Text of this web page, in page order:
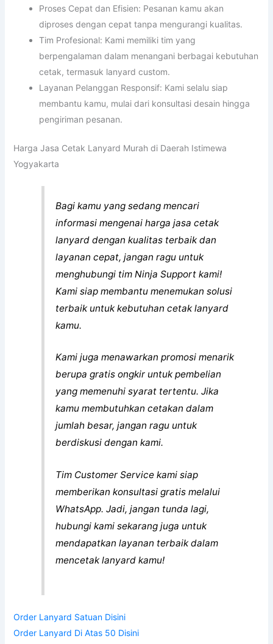
Proses Cepat dan Efisien: Pesanan kamu akan
diproses dengan cepat tanpa mengurangi kualitas.
Tim Profesional: Kami memiliki tim yang
berpengalaman dalam menangani berbagai kebutuhan
cetak, termasuk lanyard custom.
Layanan Pelanggan Responsif: Kami selalu siap
membantu kamu, mulai dari konsultasi desain hingga
pengiriman pesanan.
Harga Jasa Cetak Lanyard Murah di Daerah Istimewa
Yogyakarta
Bagi kamu yang sedang mencari
informasi mengenai harga jasa cetak
lanyard dengan kualitas terbaik dan
layanan cepat, jangan ragu untuk
menghubungi tim Ninja Support kami!
Kami siap membantu menemukan solusi
terbaik untuk kebutuhan cetak lanyard
kamu.
Kami juga menawarkan promosi menarik
berupa gratis ongkir untuk pembelian
yang memenuhi syarat tertentu. Jika
kamu membutuhkan cetakan dalam
jumlah besar, jangan ragu untuk
berdiskusi dengan kami.
Tim Customer Service kami siap
memberikan konsultasi gratis melalui
WhatsApp. Jadi, jangan tunda lagi,
hubungi kami sekarang juga untuk
mendapatkan layanan terbaik dalam
mencetak lanyard kamu!
Order Lanyard Satuan Disini
Order Lanyard Di Atas 50 Disini